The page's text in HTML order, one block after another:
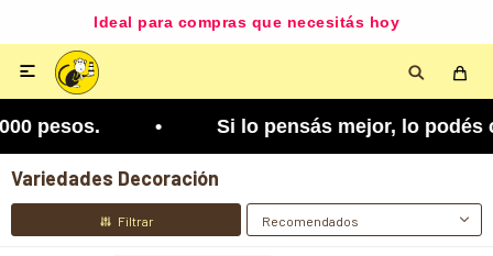
Disponible según zona y cobertura

mejor, lo podés cambiar. Tenés 5 días
Variedades Decoración
Recomendados